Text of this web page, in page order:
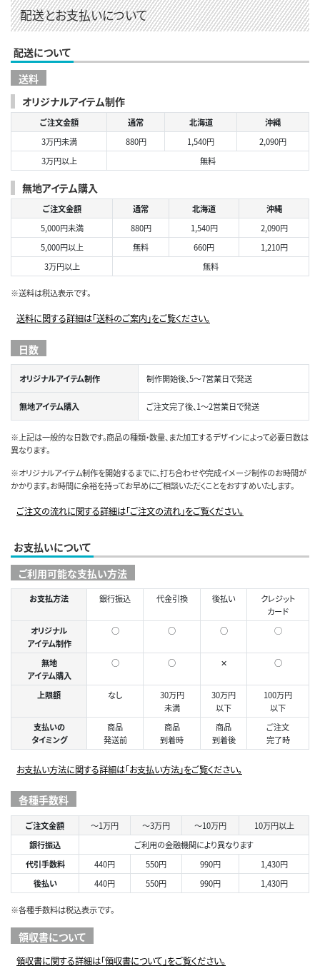
配送とお支払いについて
配送について
送料
オリジナルアイテム制作
ご注文金額 通常 北海道
沖縄
3万円未満
880円 1,540円
2,090円
3万円以上
無料
無地アイテム購入
ご注文金額 通常 北海道
沖縄
5,000円未満
880円 1,540円
2,090円
5,000円以上
無料 660円
1,210円
3万円以上
無料
※送料は税込表示です。
送料に関する詳細は「送料のご案内」をご覧ください。
日数
オリジナルアイテム制作 制作開始後、5～7営業日で発送
無地アイテム購入 ご注文完了後、1～2営業日で発送
※上記は一般的な日数です。商品の種類・数量、また加工するデザインによって必要日数は
異なります。
※オリジナルアイテム制作を開始するまでに、打ち合わせや完成イメージ制作のお時間が
かかります。お時間に余裕を持ってお早めにご相談いただくことをおすすめいたします。
ご注文の流れに関する詳細は「ご注文の流れ」をご覧ください。
お支払いについて
ご利用可能な支払い方法
お支払方法 銀行振込 代金引換 後払い
クレジット
カード
オリジナル
アイテム制作
○ ○ ○ ◯
無地
アイテム購入
○ ○ ✕ ○
上限額 なし
30万円
未満
30万円
以下
100万円
以下
支払いの
タイミング
商品
発送前
商品
到着時
商品
到着後
ご注文
完了時
お支払い方法に関する詳細は「お支払い方法」をご覧ください。
各種手数料
ご注文金額 ～1万円 ～3万円 ～10万円
10万円以上
銀行振込
ご利用の金融機関により異なります
代引手数料
440円 550円 990円
1,430円
後払い
440円 550円 990円 1,430円
※各種手数料は税込表示です。
領収書について
領収書に関する詳細は「領収書について」をご覧ください。